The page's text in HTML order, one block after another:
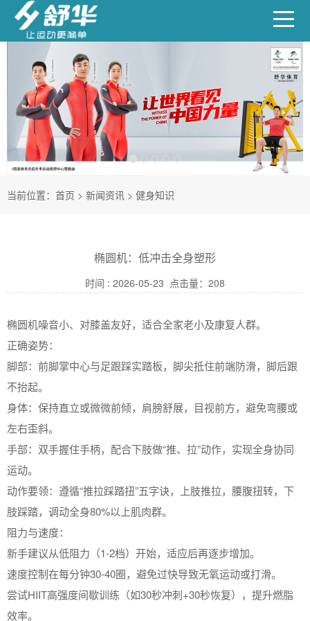
当前位置： 首页 > 新闻资讯 > 健身知识
椭圆机：低冲击全身塑形
时间 : 2026-05-23 点击量： 208
椭圆机噪音小、对膝盖友好，适合全家老小及康复人群。
‌正确姿势‌：
‌脚部‌：前脚掌中心与足跟踩实踏板，脚尖抵住前端防滑，脚后跟
不抬起。
‌身体‌：保持直立或微微前倾，肩膀舒展，目视前方，避免弯腰或
左右歪斜。
‌手部‌：双手握住手柄，配合下肢做“推、拉”动作，实现全身协同
运动。
‌动作要领‌：遵循“推拉踩踏扭”五字诀，上肢推拉，腰腹扭转，下
肢踩踏，调动全身80%以上肌肉群。
‌阻力与速度‌：
新手建议从低阻力（1-2档）开始，适应后再逐步增加。
速度控制在每分钟30-40圈，避免过快导致无氧运动或打滑。
尝试HIIT高强度间歇训练（如30秒冲刺+30秒恢复），提升燃脂
效率。